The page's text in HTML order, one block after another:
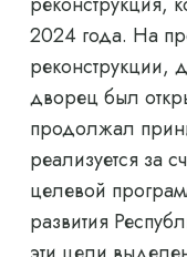
2024 года. На
реконструкции,
дворец был
продолжал
реализуется за
целевой
развития